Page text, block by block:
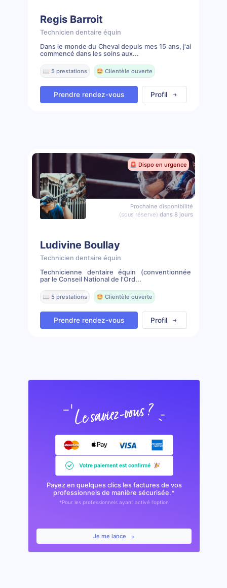
Regis Barroit
Technicien dentaire équin
Dans le monde du Cheval depuis mes 15 ans, j'ai
commencé dans les soins aux...
📖 5 prestations 🤩 Clientèle ouverte
Prendre rendez-vous Profil
🚨 Dispo en urgence
Prochaine disponibilité
(sous réserve) dans 8 jours
Ludivine Boullay
Technicien dentaire équin
Technicienne dentaire équin (conventionnée
par le Conseil National de l'Ord...
📖 5 prestations 🤩 Clientèle ouverte
Prendre rendez-vous Profil
Payez en quelques clics les factures de vos
professionnels de manière sécurisée.*
*Pour les professionnels ayant activé l'option
Je me lance